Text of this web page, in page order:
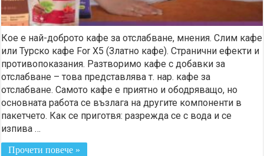
Кое е най-доброто кафе за отслабване, мнения. Слим кафе
или Турско кафе For X5 (Златно кафе). Странични ефекти и
противопоказания. Разтворимо кафе с добавки за
отслабване – това представлява т. нар. кафе за
отслабване. Самото кафе е приятно и ободряващо, но
основната работа се възлага на другите компоненти в
пакетчето. Как се приготвя: разрежда се с вода и се
изпива …
Прочети повече »